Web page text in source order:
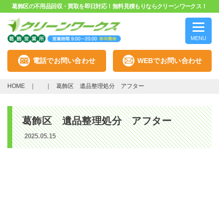
葛飾区の不用品回収・買取を即日対応！無料見積もりならクリーンワークス！
MENU
電話でお問い合わせ WEBでお問い合わせ
HOME 葛飾区 遺品整理処分 アフター
葛飾区 遺品整理処分 アフター
2025.05.15